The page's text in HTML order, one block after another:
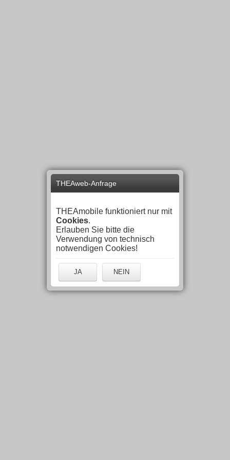
THEAweb-Anfrage
THEAmobile funktioniert nur mit
Cookies.
Erlauben Sie bitte die
Verwendung von technisch
notwendigen Cookies!
JA NEIN